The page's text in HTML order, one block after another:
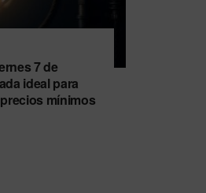
7 de
ideal para
mínimos